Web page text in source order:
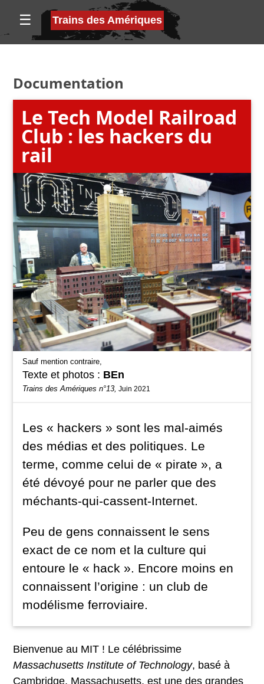
☰ Trains des Amériques
Documentation
Le Tech Model Railroad
Club : les hackers du
rail
Sauf mention contraire,
Texte et photos : BEn
Trains des Amériques n°13, Juin 2021
Les « hackers » sont les mal-aimés
des médias et des politiques. Le
terme, comme celui de « pirate », a
été dévoyé pour ne parler que des
méchants-qui-cassent-Internet.
Peu de gens connaissent le sens
exact de ce nom et la culture qui
entoure le « hack ». Encore moins en
connaissent l’origine : un club de
modélisme ferroviaire.
Bienvenue au MIT ! Le célébrissime
Massachusetts Institute of Technology, basé à
Cambridge, Massachusetts, est une des grandes